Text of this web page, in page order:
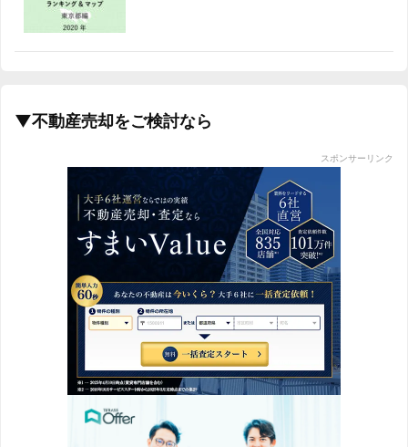
▼不動産売却をご検討なら
スポンサーリンク